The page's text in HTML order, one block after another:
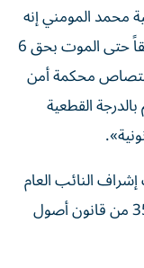
محمد المومني إنه
«تم فجر اليوم الأحد تنفيذ حكم الإعدام شنقاً حتى الموت بحق 6
محكمة أمن
القطعية
النائب العام
لمحكمة أمن الدولة تطبيقاً لنص المادة 359 من قانون أصول